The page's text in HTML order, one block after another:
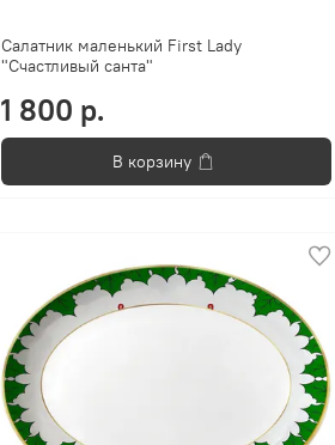
Салатник маленький First Lady
"Счастливый санта"
1 800 р.
В корзину